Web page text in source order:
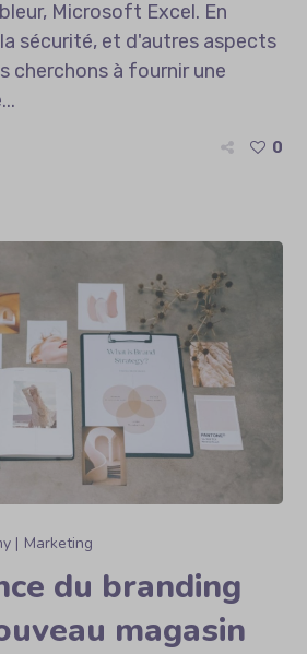
Microsoft Excel. En
sécurité, et d'autres aspects
cherchons à fournir une
0
Marketing
du branding
magasin